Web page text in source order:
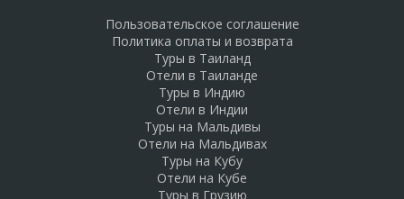
Пользовательское соглашение
Политика оплаты и возврата
Туры в Таиланд
Отели в Таиланде
Туры в Индию
Отели в Индии
Туры на Мальдивы
Отели на Мальдивах
Туры на Кубу
Отели на Кубе
Туры в Грузию